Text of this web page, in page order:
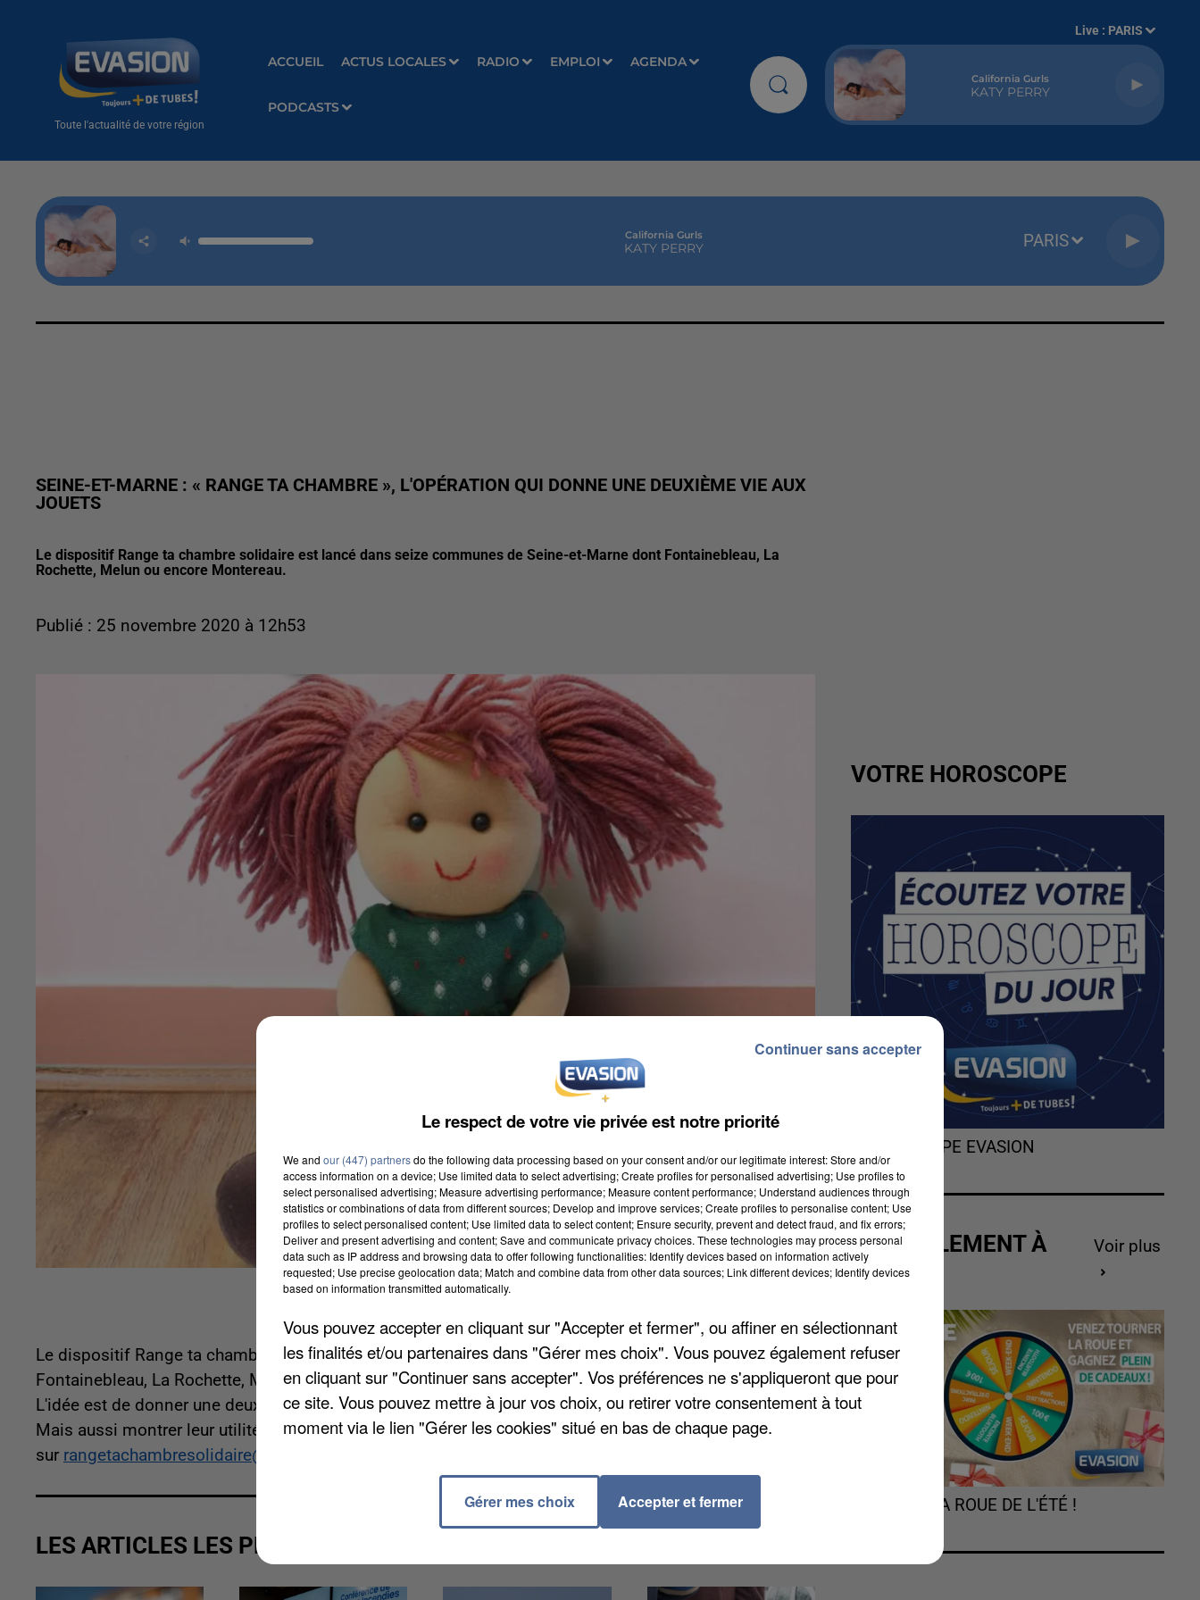
Toute l'actualité de votre région
ACCUEIL ACTUS LOCALES RADIO EMPLOI AGENDA
PODCASTS
Live : PARIS
California Gurls
KATY PERRY
California Gurls
KATY PERRY PARIS
SEINE-ET-MARNE : « RANGE TA CHAMBRE », L'OPÉRATION QUI DONNE UNE DEUXIÈME VIE AUX
JOUETS
Le dispositif Range ta chambre solidaire est lancé dans seize communes de Seine-et-Marne dont Fontainebleau, La
Rochette, Melun ou encore Montereau.
Publié : 25 novembre 2020 à 12h53
Le dispositif Range ta chambre solidaire est lancé dans seize communes de Seine-et-Marne dont
Fontainebleau, La Rochette, Melun ou encore Montereau. Une initiative créée par un commerçant.
L'idée est de donner une deuxième vie à des vêtements ou jouets en bon état que vous n'utilisez plus.
Mais aussi montrer leur utilité et aider les familles précaires. Plus d'informations
sur rangetachambresolidaire@gmail.com
LES ARTICLES LES PLUS VUS
VOTRE HOROSCOPE
L'HOROSCOPE EVASION
ACTUELLEMENT À
GAGNER
Voir plus
TOURNEZ LA ROUE DE L'ÉTÉ !
Le respect de votre vie privée est notre priorité
We and our (447) partnersdo the following data processing based on your consent and/or our legitimate interest: Store and/or
access information on a device; Use limited data to select advertising; Create profiles for personalised advertising; Use profiles to
select personalised advertising; Measure advertising performance; Measure content performance; Understand audiences through
statistics or combinations of data from different sources; Develop and improve services; Create profiles to personalise content; Use
profiles to select personalised content; Use limited data to select content; Ensure security, prevent and detect fraud, and fix errors;
Deliver and present advertising and content; Save and communicate privacy choices. These technologies may process personal
data such as IP address and browsing data to offer following functionalities: Identify devices based on information actively
requested; Use precise geolocation data; Match and combine data from other data sources; Link different devices; Identify devices
based on information transmitted automatically.
Vous pouvez accepter en cliquant sur "Accepter et fermer", ou affiner en sélectionnant
les finalités et/ou partenaires dans "Gérer mes choix". Vous pouvez également refuser
en cliquant sur "Continuer sans accepter". Vos préférences ne s'appliqueront que pour
ce site. Vous pouvez mettre à jour vos choix, ou retirer votre consentement à tout
moment via le lien "Gérer les cookies" situé en bas de chaque page.
Gérer mes choix Accepter et fermer
Continuer sans accepter